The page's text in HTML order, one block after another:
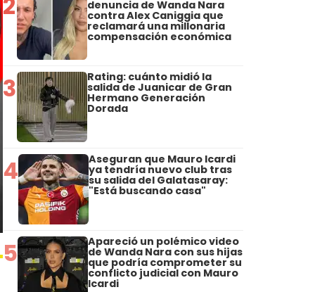
denuncia de Wanda Nara
contra Alex Caniggia que
reclamará una millonaria
compensación económica
3 Rating: cuánto midió la
salida de Juanicar de Gran
Hermano Generación
Dorada
4 Aseguran que Mauro Icardi
ya tendría nuevo club tras
su salida del Galatasaray:
"Está buscando casa"
5 Apareció un polémico video
de Wanda Nara con sus hijas
que podría comprometer su
conflicto judicial con Mauro
Icardi